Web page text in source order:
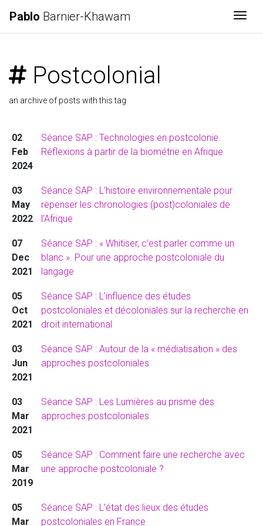
Pablo Barnier-Khawam
Postcolonial
an archive of posts with this tag
02
Feb
2024
Séance SAP : Technologies en postcolonie.
Réflexions à partir de la biométrie en Afrique
03
May
2022
Séance SAP : L’histoire environnementale pour
repenser les chronologies (post)coloniales de
l’Afrique
07
Dec
2021
Séance SAP : « Whitiser, c’est parler comme un
blanc ». Pour une approche postcoloniale du
langage
05
Oct
2021
Séance SAP : L’influence des études
postcoloniales et décoloniales sur la recherche en
droit international
03
Jun
2021
Séance SAP : Autour de la « médiatisation » des
approches postcoloniales
03
Mar
2021
Séance SAP : Les Lumières au prisme des
approches postcoloniales
05
Mar
2019
Séance SAP : Comment faire une recherche avec
une approche postcoloniale ?
05
Mar
Séance SAP : L’état des lieux des études
postcoloniales en France